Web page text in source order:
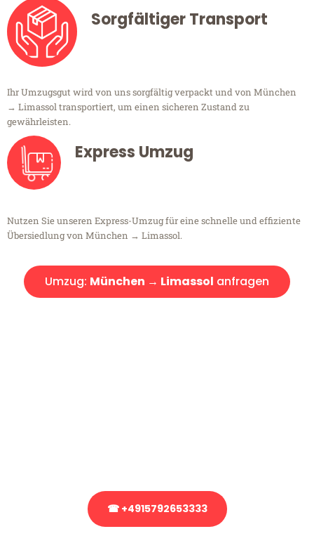
Sorgfältiger Transport
Ihr Umzugsgut wird von uns sorgfältig verpackt und von München
→ Limassol transportiert, um einen sicheren Zustand zu
gewährleisten.
Express Umzug
Nutzen Sie unseren Express-Umzug für eine schnelle und effiziente
Übersiedlung von München → Limassol.
Umzug: München → Limassol anfragen
☎ +4915792653333